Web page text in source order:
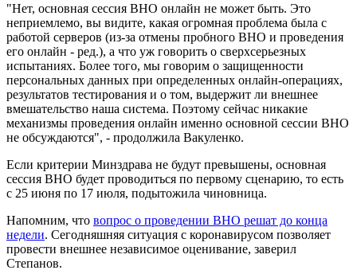
"Нет, основная сессия ВНО онлайн не может быть. Это
неприемлемо, вы видите, какая огромная проблема была с
работой серверов (из-за отмены пробного ВНО и проведения
его онлайн - ред.), а что уж говорить о сверхсерьезных
испытаниях. Более того, мы говорим о защищенности
персональных данных при определенных онлайн-операциях,
результатов тестирования и о том, выдержит ли внешнее
вмешательство наша система. Поэтому сейчас никакие
механизмы проведения онлайн именно основной сессии ВНО
не обсуждаются", - продолжила Вакуленко.
Если критерии Минздрава не будут превышены, основная
сессия ВНО будет проводиться по первому сценарию, то есть
с 25 июня по 17 июля, подытожила чиновница.
Напомним, что вопрос о проведении ВНО решат до конца
недели. Сегодняшняя ситуация с коронавирусом позволяет
провести внешнее независимое оценивание, заверил
Степанов.